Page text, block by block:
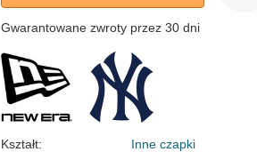
Gwarantowane zwroty przez 30 dni
Kształt:
Inne czapki